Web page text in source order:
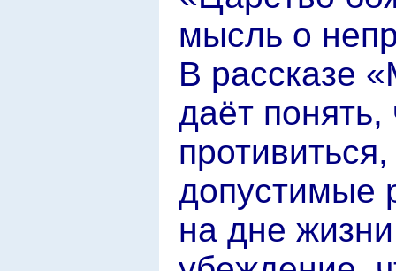
мысль о
В рассказе
даёт
допустимые
на дне